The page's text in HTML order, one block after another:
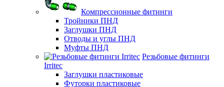
Компрессионные фитинги
Тройники ПНД
Заглушки ПНД
Отводы и углы ПНД
Муфты ПНД
Резьбовые фитинги
Irritec
Заглушки пластиковые
Футорки пластиковые